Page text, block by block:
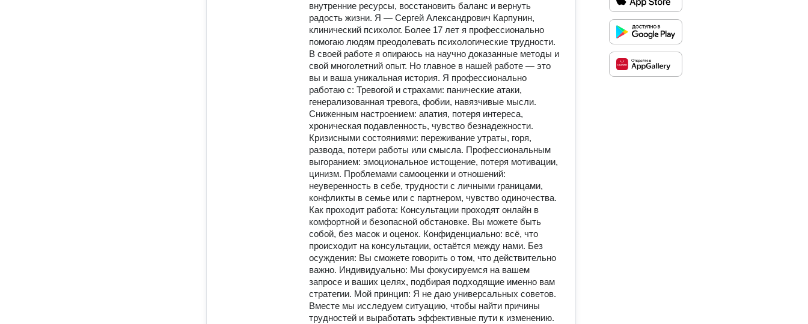
внутренние ресурсы, восстановить баланс и вернуть
радость жизни. Я — Сергей Александрович Карпунин,
клинический психолог. Более 17 лет я профессионально
помогаю людям преодолевать психологические трудности.
В своей работе я опираюсь на научно доказанные методы и
свой многолетний опыт. Но главное в нашей работе — это
вы и ваша уникальная история. Я профессионально
работаю с: Тревогой и страхами: панические атаки,
генерализованная тревога, фобии, навязчивые мысли.
Сниженным настроением: апатия, потеря интереса,
хроническая подавленность, чувство безнадежности.
Кризисными состояниями: переживание утраты, горя,
развода, потери работы или смысла. Профессиональным
выгоранием: эмоциональное истощение, потеря мотивации,
цинизм. Проблемами самооценки и отношений:
неуверенность в себе, трудности с личными границами,
конфликты в семье или с партнером, чувство одиночества.
Как проходит работа: Консультации проходят онлайн в
комфортной и безопасной обстановке. Вы можете быть
собой, без масок и оценок. Конфиденциально: всё, что
происходит на консультации, остаётся между нами. Без
осуждения: Вы сможете говорить о том, что действительно
важно. Индивидуально: Мы фокусируемся на вашем
запросе и ваших целях, подбирая подходящие именно вам
стратегии. Мой принцип: Я не даю универсальных советов.
Вместе мы исследуем ситуацию, чтобы найти причины
трудностей и выработать эффективные пути к изменению.